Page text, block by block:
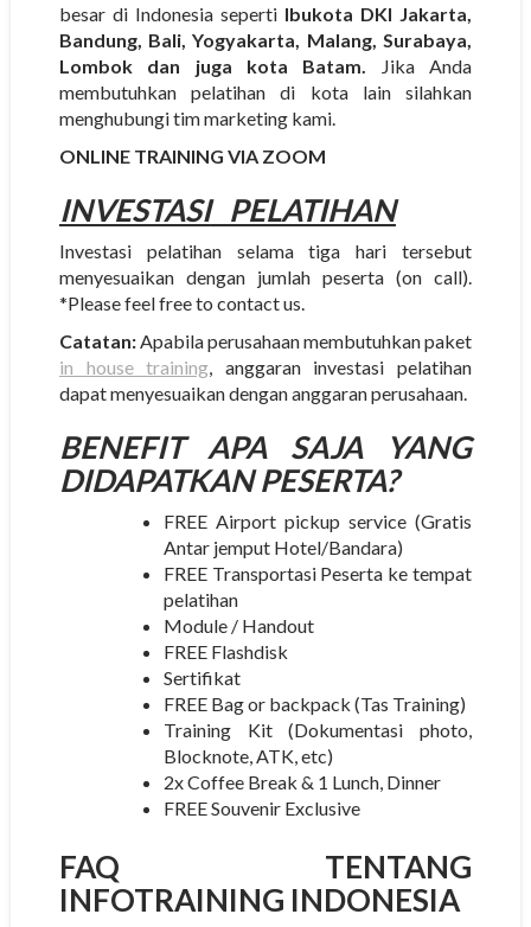
besar di Indonesia seperti Ibukota DKI Jakarta,
Bandung, Bali, Yogyakarta, Malang, Surabaya,
Lombok dan juga kota Batam. Jika Anda
membutuhkan pelatihan di kota lain silahkan
menghubungi tim marketing kami.
ONLINE TRAINING VIA ZOOM
INVESTASIPELATIHAN
Investasi pelatihan selama tiga hari tersebut
menyesuaikan dengan jumlah peserta (on call).
*Please feel free to contact us.
Catatan:Apabila perusahaan membutuhkan paket
in house training, anggaran investasi pelatihan
dapat menyesuaikan dengan anggaran perusahaan.
BENEFIT APA SAJA YANG
DIDAPATKAN PESERTA?
FREE Airport pickup service (Gratis
Antar jemput Hotel/Bandara)
FREE Transportasi Peserta ke tempat
pelatihan
Module / Handout
FREE Flashdisk
Sertifikat
FREE Bag or backpack (Tas Training)
Training Kit (Dokumentasi photo,
Blocknote, ATK, etc)
2x Coffee Break & 1 Lunch, Dinner
FREE Souvenir Exclusive
FAQ TENTANG
INFOTRAINING INDONESIA